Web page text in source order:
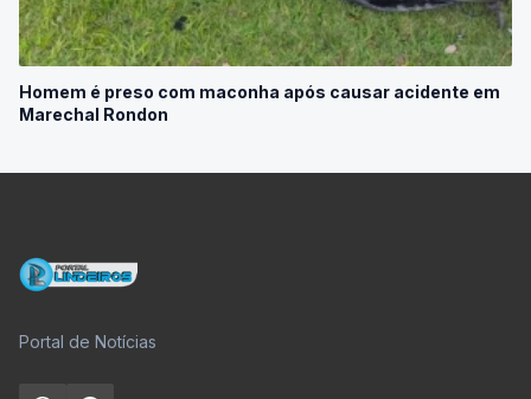
Homem é preso com maconha após causar acidente em
Marechal Rondon
Portal de Notícias